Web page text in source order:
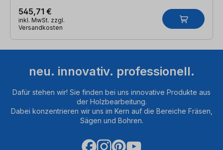
545,71 €
inkl. MwSt. zzgl.
Versandkosten
neu. innovativ. professionell.
Dafür stehen wir! Sie finden bei uns innovative Produkte aus
der Holzbearbeitung.
Dabei konzentrieren wir uns im Kern auf die Bereiche Fräsen,
Sägen und Bohren.